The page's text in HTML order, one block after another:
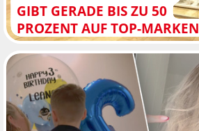
GIBT GERADE BIS ZU 50
PROZENT AUF TOP-MARKEN